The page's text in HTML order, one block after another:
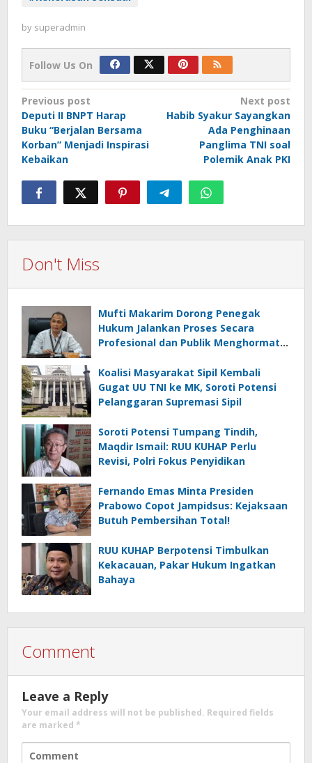
by superadmin
Follow Us On
Post
navigation
Previous post
Deputi II BNPT Harap
Buku “Berjalan Bersama
Korban” Menjadi Inspirasi
Kebaikan
Next post
Habib Syakur Sayangkan
Ada Penghinaan
Panglima TNI soal
Polemik Anak PKI
Don't Miss
Mufti Makarim Dorong Penegak
Hukum Jalankan Proses Secara
Profesional dan Publik Menghormati
Koalisi Masyarakat Sipil Kembali
Gugat UU TNI ke MK, Soroti Potensi
Pelanggaran Supremasi Sipil
Soroti Potensi Tumpang Tindih,
Maqdir Ismail: RUU KUHAP Perlu
Revisi, Polri Fokus Penyidikan
Fernando Emas Minta Presiden
Prabowo Copot Jampidsus: Kejaksaan
Butuh Pembersihan Total!
RUU KUHAP Berpotensi Timbulkan
Kekacauan, Pakar Hukum Ingatkan
Bahaya
Comment
Leave a Reply
Your email address will not be published. Required fields
are marked *